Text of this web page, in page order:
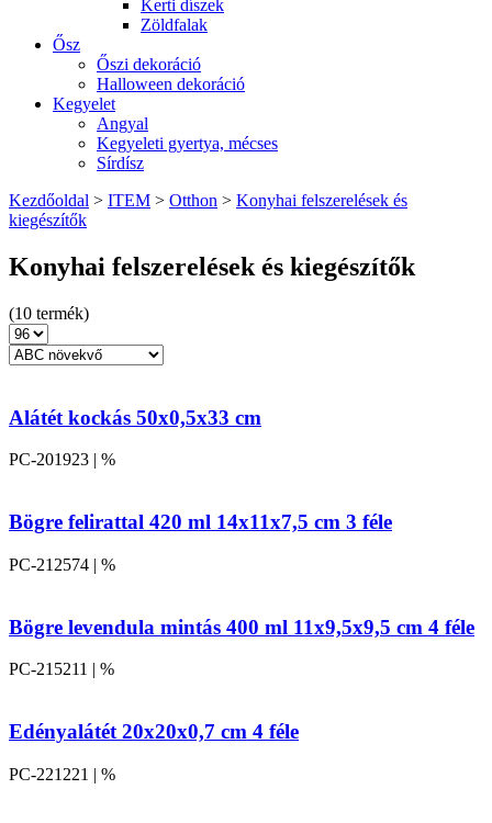
Kerti díszek
Zöldfalak
Ősz
Őszi dekoráció
Halloween dekoráció
Kegyelet
Angyal
Kegyeleti gyertya, mécses
Sírdísz
Kezdőoldal > ITEM > Otthon > Konyhai felszerelések és
kiegészítők
Konyhai felszerelések és kiegészítők
(10 termék)
Alátét kockás 50x0,5x33 cm
PC-201923 | %
Bögre felirattal 420 ml 14x11x7,5 cm 3 féle
PC-212574 | %
Bögre levendula mintás 400 ml 11x9,5x9,5 cm 4 féle
PC-215211 | %
Edényalátét 20x20x0,7 cm 4 féle
PC-221221 | %